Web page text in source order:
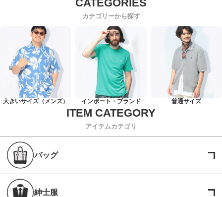
カテゴリーから探す
大きいサイズ（メンズ） インポート・ブランド 普通サイズ
アイテムカテゴリ
バッグ
紳士服